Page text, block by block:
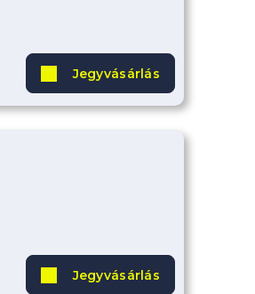
Jegyvásárlás
Jegyvásárlás